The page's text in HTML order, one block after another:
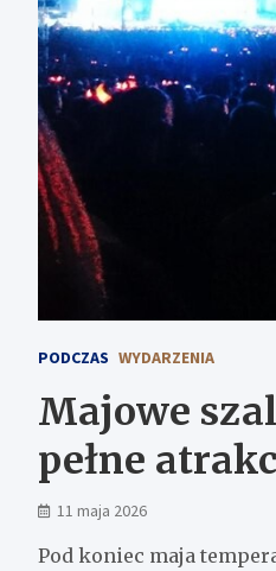
PODCZAS WYDARZENIA
Majowe
pełne
11 maja 2026
Pod koniec maja